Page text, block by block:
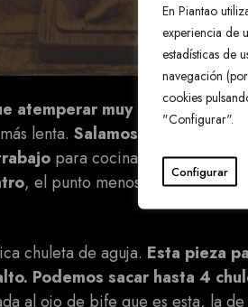
En Piantao
experiencia de
estadísticas de
navegación
cookies
"Configurar".
Configurar
atemperar muy bien si
lenta. Salamos de forma
para cocinarla,marcarla
, el punto menos es el perfecto
chuleta de aguja. Esta pieza
Podemos sacar hasta 4
al ojo de bife que es esta, la